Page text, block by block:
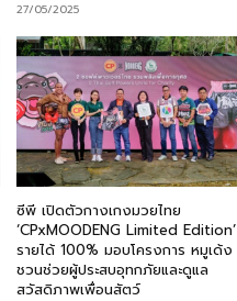
27/05/2025
ซีพี เปิดตัวกางเกงมวยไทย
‘CPxMOODENG Limited Edition’
รายได้ 100% มอบโครงการ หมูเด้ง
ชวนช่วยผู้ประสบอุทกภัยและดูแล
สวัสดิภาพเพื่อนสัตว์